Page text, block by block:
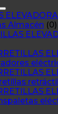
Almacén (0)